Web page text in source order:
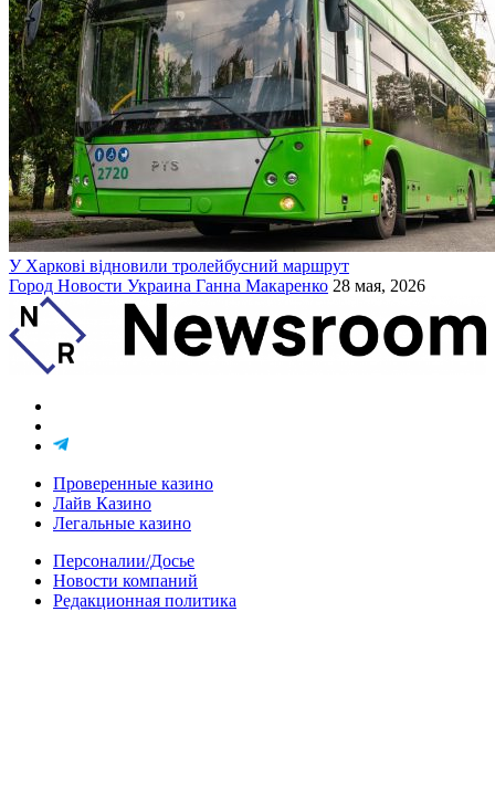
У Харкові відновили тролейбусний маршрут
Город Новости Украина Ганна Макаренко 28 мая, 2026
Проверенные казино
Лайв Казино
Легальные казино
Персоналии/Досье
Новости компаний
Редакционная политика